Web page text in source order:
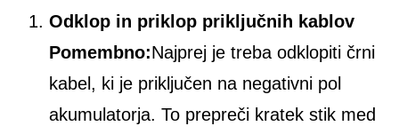
Odklop in priklop priključnih kablov
Pomembno:Najprej je treba odklopiti črni
kabel, ki je priključen na negativni pol
akumulatorja. To prepreči kratek stik med